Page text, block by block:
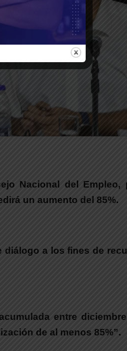
Nacional del
un aumento del 85%.
a los fines de
entre
de al menos 85%”.